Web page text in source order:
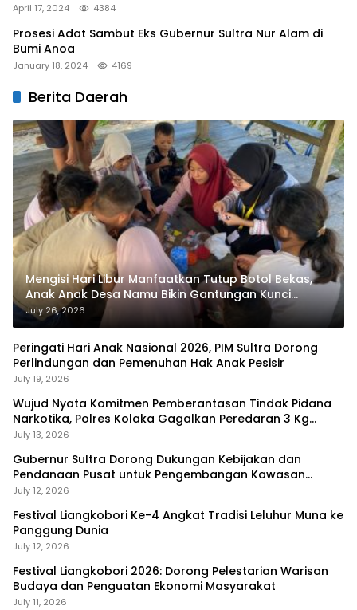
April 17, 2024 4384
Prosesi Adat Sambut Eks Gubernur Sultra Nur Alam di
Bumi Anoa
January 18, 2024 4169
Berita Daerah
Mengisi Hari Libur Manfaatkan Tutup Botol Bekas,
Anak Anak Desa Namu Bikin Gantungan Kunci
Bernilai Ekonomi
July 26, 2026
Peringati Hari Anak Nasional 2026, PIM Sultra Dorong
Perlindungan dan Pemenuhan Hak Anak Pesisir
July 19, 2026
Wujud Nyata Komitmen Pemberantasan Tindak Pidana
Narkotika, Polres Kolaka Gagalkan Peredaran 3 Kg
Sabu-Sabu
July 13, 2026
Gubernur Sultra Dorong Dukungan Kebijakan dan
Pendanaan Pusat untuk Pengembangan Kawasan
Liangkobhori
July 12, 2026
Festival Liangkobori Ke-4 Angkat Tradisi Leluhur Muna ke
Panggung Dunia
July 12, 2026
Festival Liangkobori 2026: Dorong Pelestarian Warisan
Budaya dan Penguatan Ekonomi Masyarakat
July 11, 2026